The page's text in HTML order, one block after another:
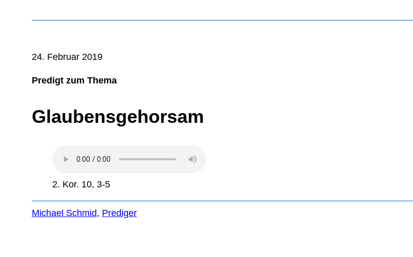
24. Februar 2019
Predigt zum Thema
Glaubensgehorsam
2. Kor. 10, 3-5
Michael Schmid, Prediger